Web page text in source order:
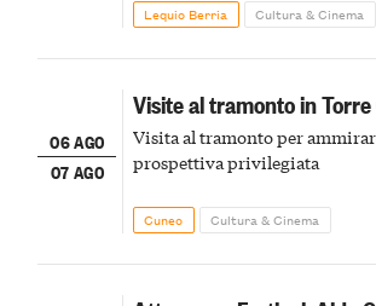
Lequio Berria Cultura & Cinema
06 AGO
07 AGO
Visite al tramonto in
Visita al tramonto per
prospettiva privilegiata
Cuneo Cultura & Cinema